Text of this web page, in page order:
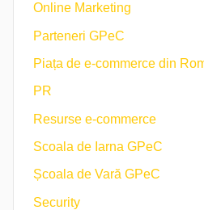
Online Marketing
Parteneri GPeC
Piața de e-commerce din
PR
Resurse e-commerce
Scoala de Iarna GPeC
Școala de Vară GPeC
Security